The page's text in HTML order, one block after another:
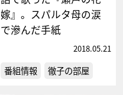
嫁』。スパルタ母の涙
で滲んだ手紙
2018.05.21
番組情報 徹子の部屋